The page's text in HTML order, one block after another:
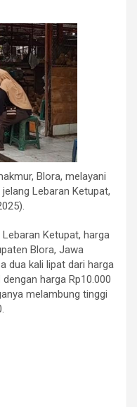
Blora, melayani
Lebaran Ketupat,
Ketupat, harga
Blora, Jawa
dua kali lipat dari harga
harga Rp10.000
melambung tinggi